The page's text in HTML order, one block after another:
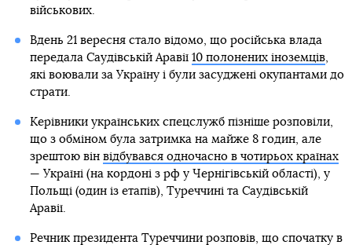
військових.
Вдень 21 вересня стало відомо, що російська влада
передала Саудівській Аравії 10 полонених іноземців,
які воювали за Україну і були засуджені окупантами до
страти.
Керівники українських спецслужб пізніше розповіли,
що з обміном була затримка на майже 8 годин, але
зрештою він відбувався одночасно в чотирьох країнах
— Україні (на кордоні з рф у Чернігівській області), у
Польщі (один із етапів), Туреччині та Саудівській
Аравії.
Речник президента Туреччини розповів, що спочатку в